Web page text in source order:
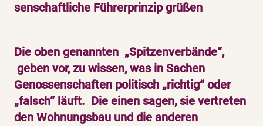
senschaftliche Führerprinzip grüßen
Die oben genannten „Spitzenverbände“,
geben vor, zu wissen, was in Sachen
Genossenschaften politisch „richtig“ oder
„falsch“ läuft. Die einen sagen, sie vertreten
den Wohnungsbau und die anderen